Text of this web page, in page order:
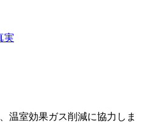
温室効果ガス削減に協力しま